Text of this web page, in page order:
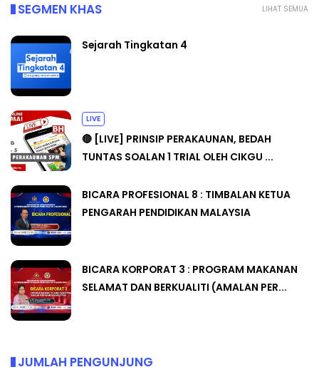
LIHAT SEMUA
SEGMEN KHAS
Sejarah Tingkatan 4
LIVE
🔴 [LIVE] PRINSIP PERAKAUNAN, BEDAH
TUNTAS SOALAN 1 TRIAL OLEH CIKGU ...
BICARA PROFESIONAL 8 : TIMBALAN KETUA
PENGARAH PENDIDIKAN MALAYSIA
BICARA KORPORAT 3 : PROGRAM MAKANAN
SELAMAT DAN BERKUALITI (AMALAN PER...
JUMLAH PENGUNJUNG